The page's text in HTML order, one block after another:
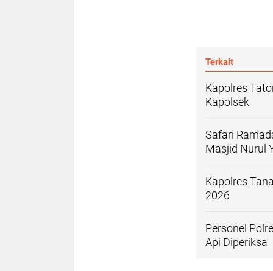
Terkait
Kapolres
Kapolsek
Safari
Masjid Nurul
Kapolres
2026
Personel
Api Diperiksa